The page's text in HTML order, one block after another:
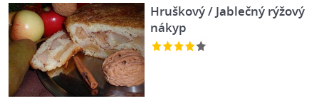
Hruškový / Jablečný rýžový
nákyp